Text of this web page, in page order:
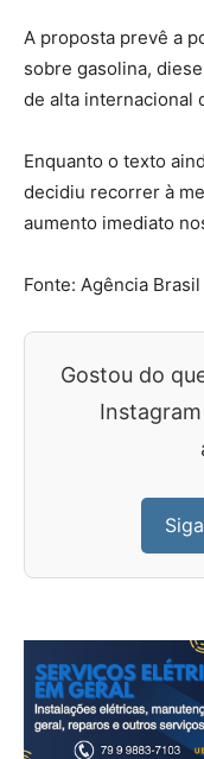
A proposta prevê a
sobre gasolina,
de alta internacional
Enquanto o texto
decidiu recorrer à
aumento imediato
Fonte: Agência Brasil
Gostou do